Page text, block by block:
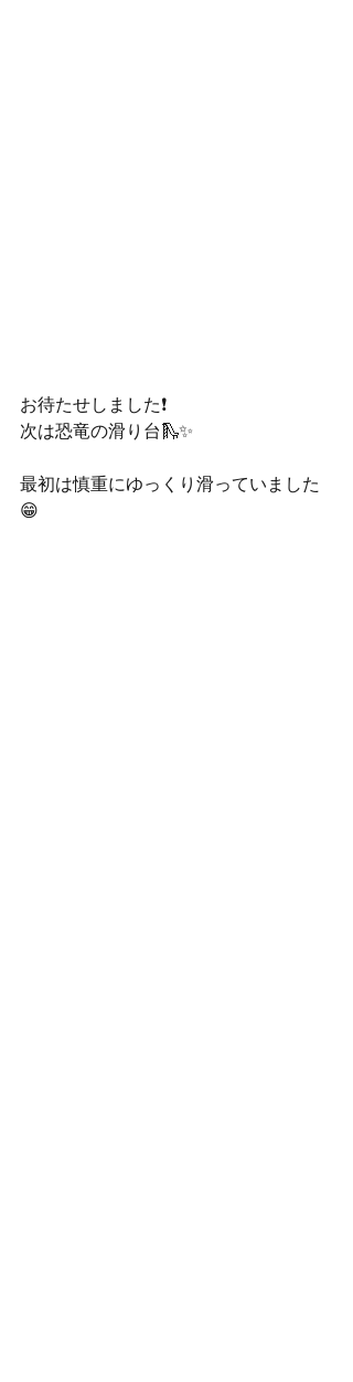
お待たせしました❗️
次は恐竜の滑り台🛝✨
最初は慎重にゆっくり滑っていました
😁